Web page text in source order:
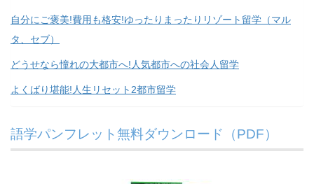
自分にご褒美!費用も格安!ゆったりまったりリゾート留学（マル
タ、セブ）
どうせなら憧れの大都市へ!人気都市への社会人留学
よくばり堪能!人生リセット2都市留学
語学パンフレット無料ダウンロード（PDF）